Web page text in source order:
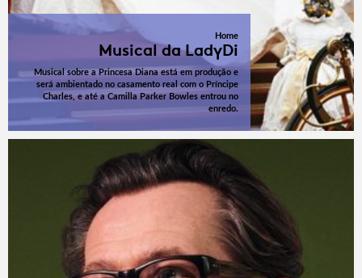
Home
Musical da LadyDi
Musical sobre a Princesa Diana está em produção e
será ambientado no casamento real com o Príncipe
Charles, e até a Camilla Parker Bowles entrou no
enredo.